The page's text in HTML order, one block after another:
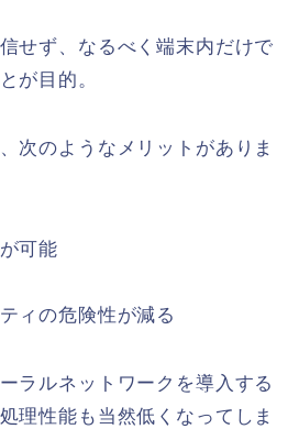
せず、なるべく端末内だけで
が目的。
次のようなメリットがありま
可能
ィの危険性が減る
ラルネットワークを導入する
理性能も当然低くなってしま